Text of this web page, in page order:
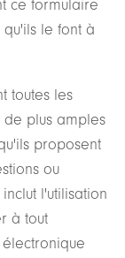
ce formulaire
le font à
toutes les
de plus amples
proposent
ou
l'utilisation
à tout